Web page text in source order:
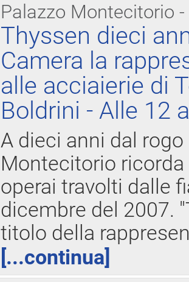
Palazzo Montecitorio
Thyssen dieci
Camera la
alle acciaierie di
Boldrini - Alle 12
A dieci anni dal
Montecitorio
operai travolti dalle
dicembre del 2007.
titolo della
[...continua]